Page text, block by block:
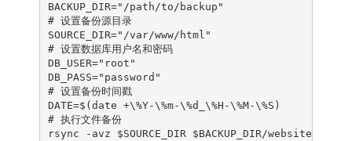
BACKUP_DIR="/path/to/backup"
# 设置备份源目录
SOURCE_DIR="/var/www/html"
# 设置数据库用户名和密码
DB_USER="root"
DB_PASS="password"
# 设置备份时间戳
DATE=$(date +\%Y-\%m-\%d_\%H-\%M-\%S)
# 执行文件备份
rsync -avz $SOURCE_DIR $BACKUP_DIR/